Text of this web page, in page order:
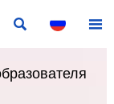
 